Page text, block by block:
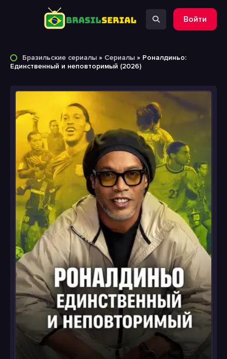
Войти
Бразильские сериалы » Сериалы » Роналдиньо:
Единственный и неповторимый (2026)